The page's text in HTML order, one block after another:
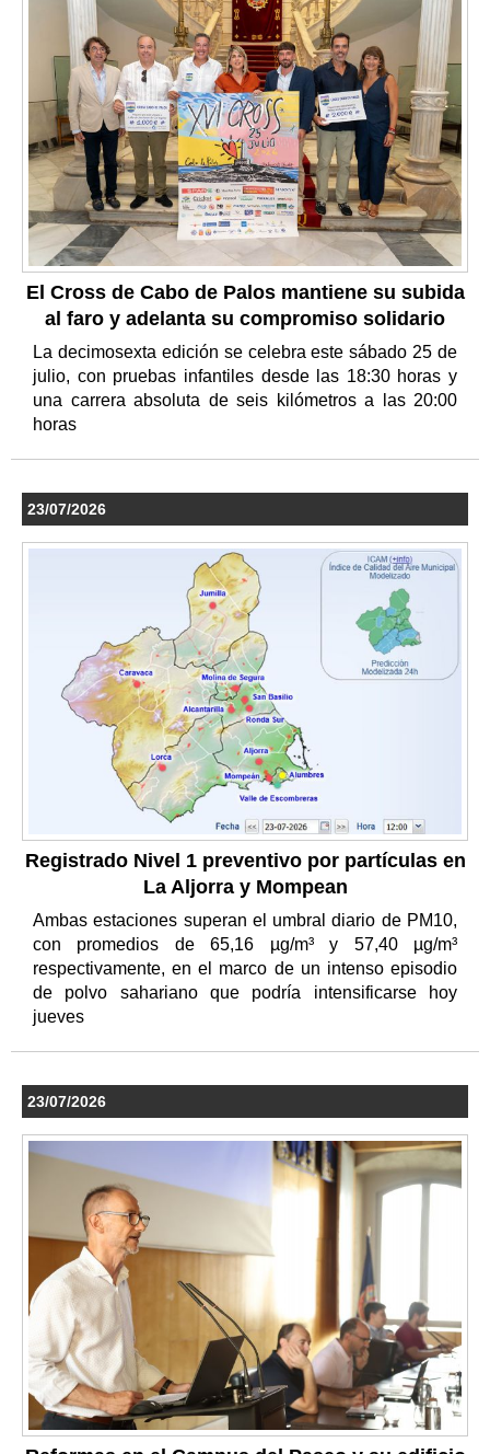
El Cross de Cabo de Palos mantiene su subida
al faro y adelanta su compromiso solidario
La decimosexta edición se celebra este sábado 25 de
julio, con pruebas infantiles desde las 18:30 horas y
una carrera absoluta de seis kilómetros a las 20:00
horas
23/07/2026
Registrado Nivel 1 preventivo por partículas en
La Aljorra y Mompean
Ambas estaciones superan el umbral diario de PM10,
con promedios de 65,16 µg/m³ y 57,40 µg/m³
respectivamente, en el marco de un intenso episodio
de polvo sahariano que podría intensificarse hoy
jueves
23/07/2026